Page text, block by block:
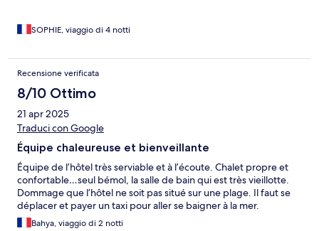
SOPHIE, viaggio di 4 notti
Recensione verificata
8/10 Ottimo
21 apr 2025
Traduci con Google
Équipe chaleureuse et bienveillante
Équipe de l’hôtel très serviable et à l’écoute. Chalet propre et
confortable…seul bémol, la salle de bain qui est très vieillotte.
Dommage que l’hôtel ne soit pas situé sur une plage. Il faut se
déplacer et payer un taxi pour aller se baigner à la mer.
Bahya, viaggio di 2 notti